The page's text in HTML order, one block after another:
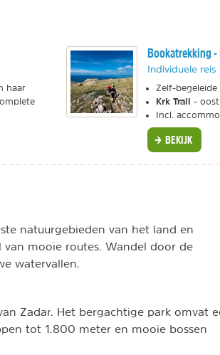
haar
Bookatrekking
Individuele reis
Zelf-begeleide
Krk Trail -
Incl.
BEKIJK
natuurgebieden van het land en
van mooie routes. Wandel door de
watervallen.
Zadar. Het bergachtige park omvat
tot 1.800 meter en mooie bossen